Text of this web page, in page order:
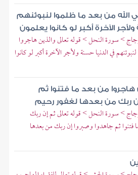
الله من بعد ما ظلموا لنبوئنهم
الآخرة أكبر لو كانوا يعلمون
> سورة النحل > قوله تعالى والذين هاجروا
في الدنيا حسنة ولأجر الآخرة أكبر لو كانوا
هاجروا من بعد ما فتنوا ثم
ربك من بعدها لغفور رحيم
> سورة النحل > قوله تعالى ثم إن ربك
فتنوا ثم جاهدوا وصبروا إن ربك من بعدها